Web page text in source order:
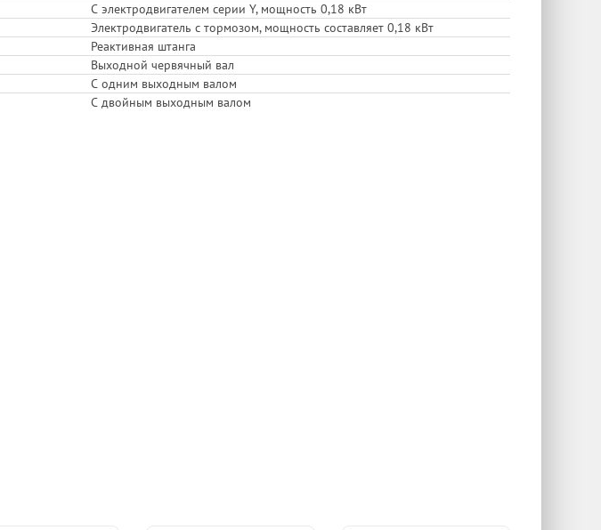
С электродвигателем серии Y, мощность 0,18 кВт
Электродвигатель с тормозом, мощность составляет 0,18 кВт
Реактивная штанга
Выходной червячный вал
С одним выходным валом
С двойным выходным валом